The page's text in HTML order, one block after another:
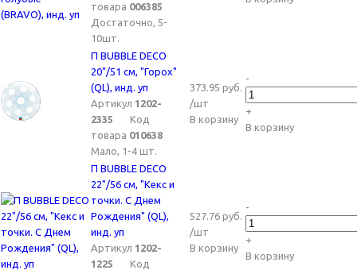
товара 006385
Достаточно, 5-
10шт.
П BUBBLE DECO
20"/51 см, "Горох"
(QL), инд. уп
Артикул 1202-
2335 Код
товара 010638
Мало, 1-4 шт.
373.95 руб.
/шт
В корзину
-
+
В корзину
П BUBBLE DECO
22"/56 см, "Кекс и
точки. С Днем
Рождения" (QL),
инд. уп
Артикул 1202-
1225 Код
527.76 руб.
/шт
В корзину
-
+
В корзину